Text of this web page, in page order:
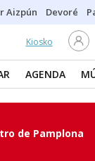
Aizpún Devoré
Kiosko
AGENDA
de Pamplona